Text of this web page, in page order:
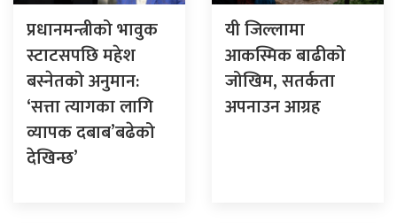
प्रधानमन्त्रीको भावुक
स्टाटसपछि महेश
बस्नेतको अनुमान:
‘सत्ता त्यागका लागि
व्यापक दबाब’बढेको
देखिन्छ’
यी जिल्लामा
आकस्मिक बाढीको
जोखिम, सतर्कता
अपनाउन आग्रह